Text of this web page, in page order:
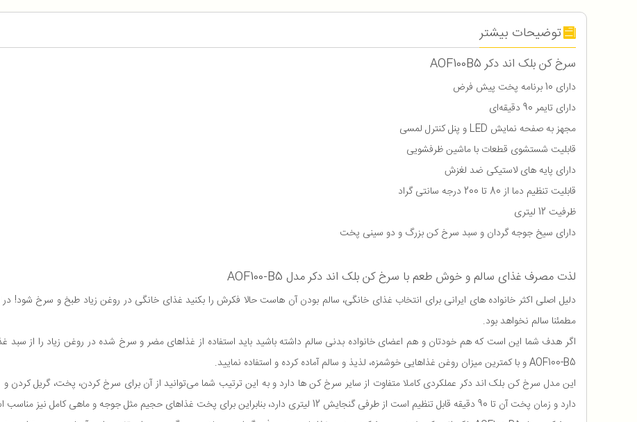
توضیحات بیشتر
سرخ کن بلک اند دکر AOF100B5
دارای 10 برنامه پخت پیش فرض
دارای تایمر 90 دقیقه‌ای
مجهز به صفحه نمایش LED و پنل کنترل لمسی
قابلیت شستشوی قطعات با ماشین ظرفشویی
دارای پایه های لاستیکی ضد لغزش
قابلیت تنظیم دما از 80 تا 200 درجه سانتی گراد
ظرفیت 12 لیتری
دارای سیخ جوجه گردان و سبد سرخ کن بزرگ و دو سینی پخت
لذت مصرف غذای سالم و خوش طعم با سرخ کن بلک اند دکر مدل AOF100-B5
دلیل اصلی اکثر خانواده های ایرانی برای انتخاب غذای خانگی، سالم بودن آن هاست حالا فکرش را بکنید غذای خانگی در روغن زیاد طبخ و سرخ شود!
مطمئنا سالم نخواهد بود.
اگر هدف شما این است که هم خودتان و هم اعضای خانواده بدنی سالم داشته باشید باید استفاده از غذاهای مضر و سرخ شده در روغن زیاد را از
AOF100-B5 و با کمترین میزان روغن غذاهایی خوشمزه، لذیذ و سالم آماده کرده و استفاده نمایید.
دارد و زمان پخت آن تا 90 دقیقه قابل تنظیم است از طرفی گنجایش 12 لیتری دارد، بنابراین برای پخت غذاهای حجیم مثل جوجه و ماهی کامل نیز مناسب است.